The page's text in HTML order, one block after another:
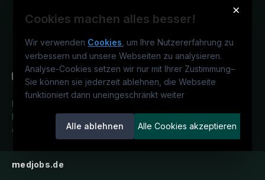
×
Cookies machen alles besser!
Wir verwenden Cookies , um Ihre Nutzererfahrung zu
verbessern und unsere Webseiten zu analysieren.
Analyse-Cookies setzen wir nur mit Ihrer Zustimmung–
Sie können sie jederzeit ablehnen, die Webseite
funktioniert dann uneingeschränkt weiter
Alle ablehnen Alle Cookies akzeptieren
Deutschlands medizinisches
Karriereportal.Ein Service der
candidatis GmbH.
medjobs.de